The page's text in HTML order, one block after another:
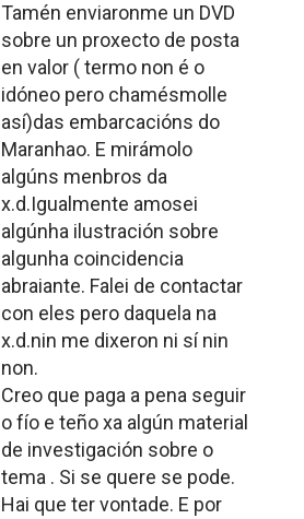
Tamén enviaronme un DVD
sobre un proxecto de posta
en valor ( termo non é o
idóneo pero chamésmolle
así)das embarcacións do
Maranhao. E mirámolo
algúns menbros da
x.d.Igualmente amosei
algúnha ilustración sobre
algunha coincidencia
abraiante. Falei de contactar
con eles pero daquela na
x.d.nin me dixeron ni sí nin
non.
Creo que paga a pena seguir
o fío e teño xa algún material
de investigación sobre o
tema . Si se quere se pode.
Hai que ter vontade. E por